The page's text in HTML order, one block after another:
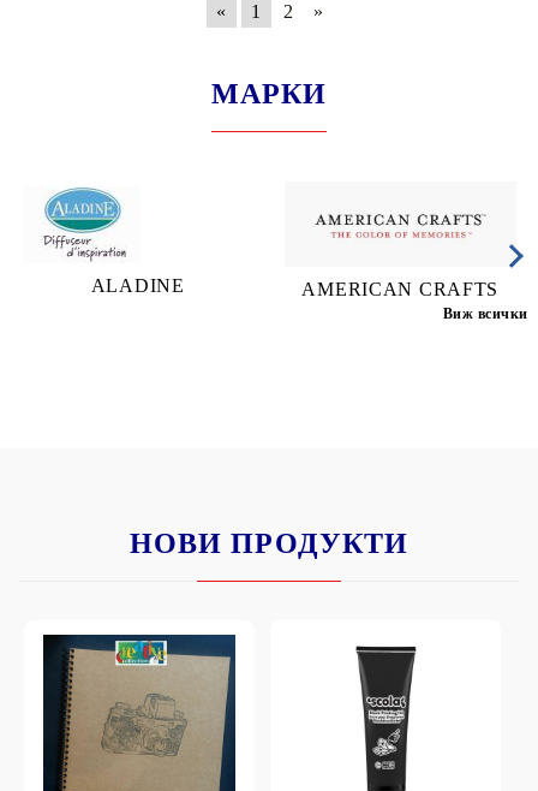
«
1 2 »
МАРКИ
ALADINE AMERICAN CRAFTS
Виж всички
НОВИ ПРОДУКТИ